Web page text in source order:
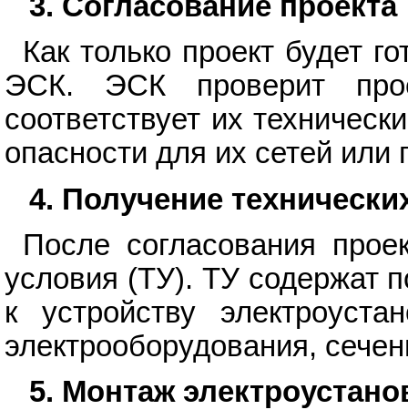
Как только проект будет
ЭСК. ЭСК проверит
соответствует их
опасности для их сетей или
4. Получение
После согласования
условия (ТУ). ТУ содержат
к устройству
электрооборудования,
5. Монтаж